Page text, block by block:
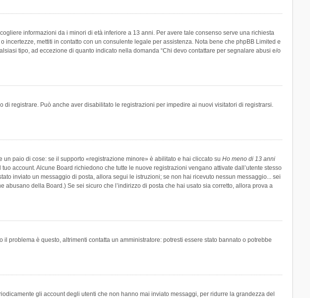
informazioni da i minori di età inferiore a 13 anni. Per avere tale consenso serve una richiesta
mettiti in contatto con un consulente legale per assistenza. Nota bene che phpBB Limited e
tipo, ad eccezione di quanto indicato nella domanda “Chi devo contattare per segnalare abusi e/o
registrare. Può anche aver disabilitato le registrazioni per impedire ai nuovi visitatori di registrarsi.
paio di cose: se il supporto «registrazione minore» è abilitato e hai cliccato su Ho meno di 13 anni
account. Alcune Board richiedono che tutte le nuove registrazioni vengano attivate dall’utente stesso
inviato un messaggio di posta, allora segui le istruzioni; se non hai ricevuto nessun messaggio... sei
della Board.) Se sei sicuro che l’indirizzo di posta che hai usato sia corretto, allora prova a
problema è questo, altrimenti contatta un amministratore: potresti essere stato bannato o potrebbe
gli account degli utenti che non hanno mai inviato messaggi, per ridurre la grandezza del